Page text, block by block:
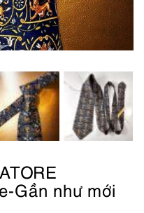
Gần như mới